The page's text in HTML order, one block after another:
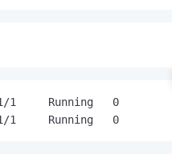
1     Running   0
1     Running   0